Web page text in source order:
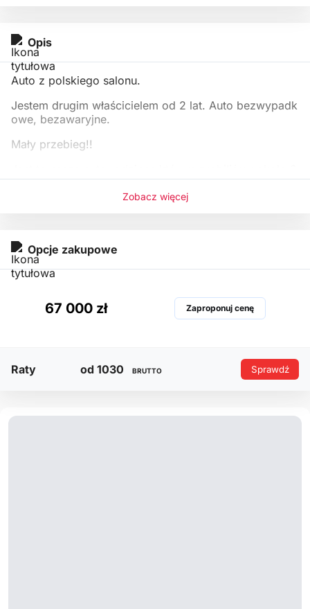
Opis
Auto z polskiego salonu.
Jestem drugim właścicielem od 2 lat. Auto bezwypadk
owe, bezawaryjne.
Mały przebieg!!
0 tyś km bez
Zobacz więcej
Opcje zakupowe
67 000 zł Zaproponuj cenę
Raty od 1030 BRUTTO Sprawdź